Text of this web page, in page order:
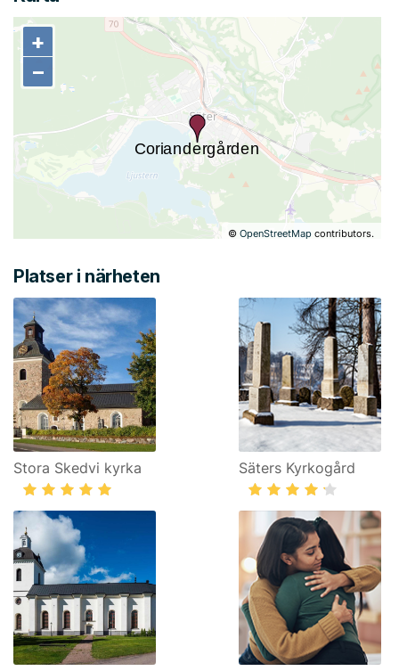
+
−
©OpenStreetMap contributors.
+
−
Platser i närheten
Stora Skedvi kyrka Säters Kyrkogård